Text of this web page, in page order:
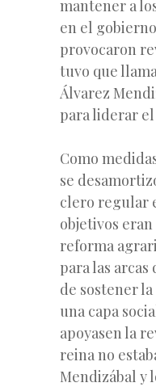
mantener a
en el
provocaron
tuvo que
Álvarez
para liderar
Como
se
clero regular
objetivos
reforma
para las
de sostener
una capa
apoyasen la
reina no
Mendizábal y